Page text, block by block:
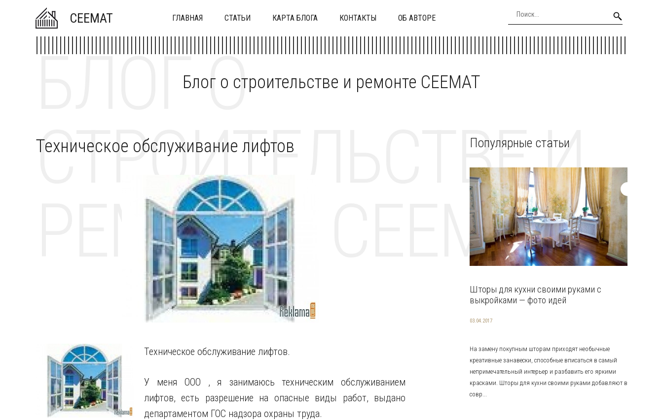
CEEMAT ГЛАВНАЯ СТАТЬИ КАРТА БЛОГА КОНТАКТЫ ОБ АВТОРЕ
Блог о строительстве и ремонте CEEMAT
БЛОГ О
СТРОИТЕЛЬСТВЕ И
РЕМОНТЕ CEEMAT
Техническое обслуживание лифтов
Техническое обслуживание лифтов.
У меня ООО , я занимаюсь техническим обслуживанием
лифтов, есть разрешение на опасные виды работ, выдано
департаментом ГОС надзора охраны труда.
Популярные статьи
Шторы для кухни своими руками с
выкройками — фото идей
03.04.2017
На замену покупным шторам приходят необычные
креативные занавески, способные вписаться в самый
непримечательный интерьер и разбавить его яркими
красками. Шторы для кухни своими руками добавляют в
совр...